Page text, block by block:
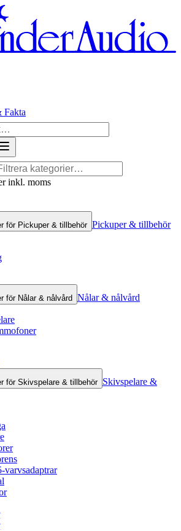
Fakta
inkl. moms
för Pickuper & tillbehör Pickuper & tillbehör
för Nålar & nålvård Nålar & nålvård
för Skivspelare & tillbehör Skivspelare &
varvsadaptrar